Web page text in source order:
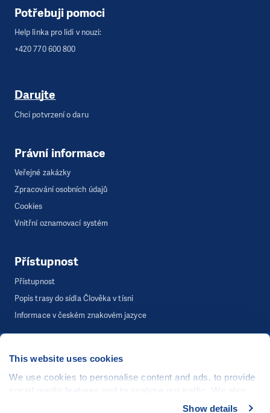
This website uses cookies
We use cookies to personalise content and ads, to provide
social media features and to analyse our traffic. We also
share information about your use of our site with our social
Show details
Potřebuji pomoci
Help linka pro lidi v nouzi:
+420 770 600 800
Darujte
Chci potvrzení o daru
Právní informace
Veřejné zakázky
Zpracování osobních údajů
Cookies
Vnitřní oznamovací systém
Přístupnost
Přístupnost
Popis trasy do sídla Člověka v tísni
Informace v českém znakovém jazyce
©Člověk v tísni, o.p.s. , Šafaříkova 635/24, 120 00 Praha 2
Webová stránka běží na bezplatně poskytnutém server hostingu od
CZECHIA.COM